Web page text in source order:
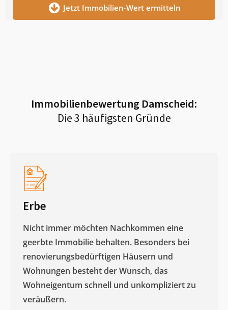
Jetzt Immobilien-Wert ermitteln
Immobilienbewertung Damscheid:
Die 3 häufigsten Gründe
Erbe
Nicht immer möchten Nachkommen eine
geerbte Immobilie behalten. Besonders bei
renovierungsbedürftigen Häusern und
Wohnungen besteht der Wunsch, das
Wohneigentum schnell und unkompliziert zu
veräußern. ​